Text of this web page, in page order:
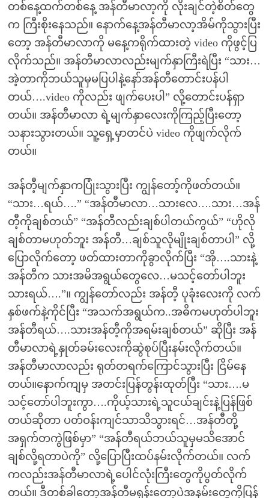
တစ်နေ့ထက်တစ်နေ့ အန်တီမာလာ့ကို လိုးချင်တဲ့စိတ်တွေ
က ကြီးစိုးနေသည်။ နောက်နေ့အန်တီမာလာ့အိမ်ကိုသွားပြီး
တော့ အန်တီမာလာကို မနေ့ကရိုက်ထားတဲ့ video ကိုဖွင့်ပြ
လိုက်သည်။ အန်တီမာလာလည်းမျက်နှာကြီးရဲပြီး “သား…
အဲ့တာကိုဘယ်သူမှမပြပါနဲ့နော်အန်တီတောင်းပန်ပါ
တယ်….video ကိုလည်း ဖျက်ပေးပါ” လို့တောင်းပန်ရှာ
တယ်။ အန်တီမာလာ ရဲ့မျက်နှာလေးကိုကြည့်ပြီးတော့
သနားသွားတယ်။ သူ့ရှေ့မှာတင်ပဲ video ကိုဖျက်လိုက်
တယ်။
အန်တီ့မျက်နှာကပြုံးသွားပြီး ကျွန်တော့်ကိုဖတ်တယ်။
“သား…ရယ်….” “အန်တီမာလာ…သားလေ….သား…အန်
တီ့ကိုချစ်တယ်” “အန်တီလည်းချစ်ပါတယ်ကွယ်” “ဟိုလို
ချစ်တာမဟုတ်ဘူး အန်တီ…ချစ်သူလိုမျိုးချစ်တာပါ” လို့
ပြောလိုက်တော့ ဖတ်ထားတာကိုခွာလိုက်ပြီး “အို….သားနဲ့
အန်တီက သားအမိအရွယ်တွေလေ…မသင့်တော်ပါဘူး
သားရယ်….”။ ကျွန်တော်လည်း အန်တီ့ ပုခုံးလေးကို လက်
နှစ်ဖက်နဲ့ကိုင်ပြီး “အသက်အရွယ်က..အဓိကမဟုတ်ပါဘူး
အန်တီရယ်….သားအန်တီ့ကိုအရမ်းချစ်တယ်” ဆိုပြီး အန်
တီမာလာရဲ့နှုတ်ခမ်းလေးကိုဆွဲစုပ်ပြီးနမ်းလိုက်တယ်။
အန်တီမာလာလည်း ရုတ်တရက်ကြောင်သွားပြီး ငြိမ်နေ
တယ်။နောက်ကျမှ အတင်းပြန်တွန်းထုတ်ပြီး “သား….မ
သင့်တော်ပါဘူးကွာ….ကိုယ့်သားရဲ့သူငယ်ချင်းနဲ့ပြန်ဖြစ်
တယ်ဆိုတာ ပတ်ဝန်းကျင်သာသိသွားရင်…အန်တီတို့
အရှက်တကွဲဖြစ်မှာ” “အန်တီရယ်ဘယ်သူမှမသိအောင်
ချစ်လို့ရတာပဲကို” လို့ပြောပြီးထပ်နမ်းလိုက်တယ်။ လက်
ကလည်းအန်တီမာလာရဲ့ပေါင်လုံးကြီးတွေကိုပွတ်လိုက်
တယ်။ ဒီတစ်ခါတော့အန်တီမရုန်းတော့ပဲအနမ်းတွေကိုပြန်